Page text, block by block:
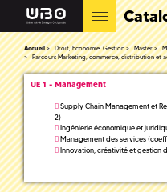
Accueil Droit, Economie, Gestion Master
Parcours Marketing, commerce, distribution et
UE 1 - Management
Supply Chain Management et
2)
Ingénierie économique et
Management des services
Innovation, créativité et gestion